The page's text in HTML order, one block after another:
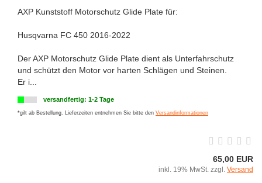
AXP Kunststoff Motorschutz Glide Plate für:
Husqvarna FC 450 2016-2022
Der AXP Motorschutz Glide Plate dient als Unterfahrschutz
und schützt den Motor vor harten Schlägen und Steinen.
Er i...
versandfertig: 1-2 Tage
*gilt ab Bestellung. Lieferzeiten entnehmen Sie bitte den Versandinformationen
65,00 EUR
inkl. 19% MwSt. zzgl. Versand